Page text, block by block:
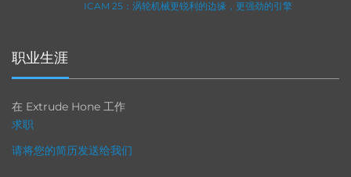
ICAM 25：涡轮机械更锐利的边缘，更强劲的引擎
职业生涯
在 Extrude Hone 工作
求职
请将您的简历发送给我们